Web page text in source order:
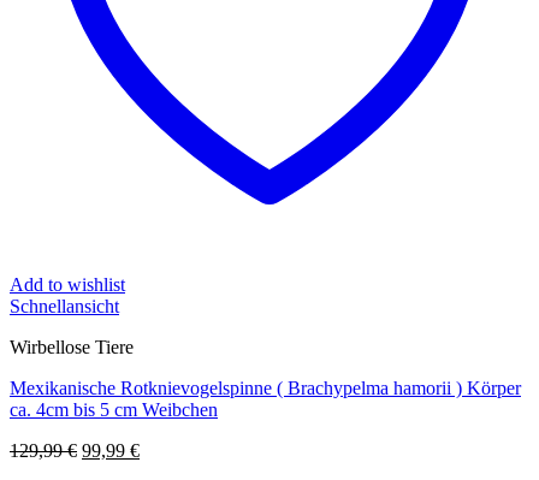
Add to wishlist
Schnellansicht
Wirbellose Tiere
Mexikanische Rotknievogelspinne ( Brachypelma hamorii ) Körper
ca. 4cm bis 5 cm Weibchen
129,99€ Ursprünglicher
99,99 €Aktueller